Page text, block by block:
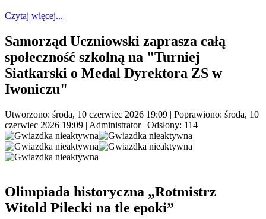
Czytaj więcej...
Samorząd Uczniowski zaprasza całą
społeczność szkolną na "Turniej
Siatkarski o Medal Dyrektora ZS w
Iwoniczu"
Utworzono: środa, 10 czerwiec 2026 19:09 | Poprawiono: środa, 10
czerwiec 2026 19:09 | Administrator| Odsłony: 114
Olimpiada historyczna „Rotmistrz
Witold Pilecki na tle epoki”